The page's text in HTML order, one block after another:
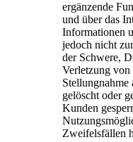
ergänzende
und über das
Informationen
jedoch nicht
der Schwere,
Verletzung
Stellungnahme
gelöscht oder
Kunden
Zweifelsfällen